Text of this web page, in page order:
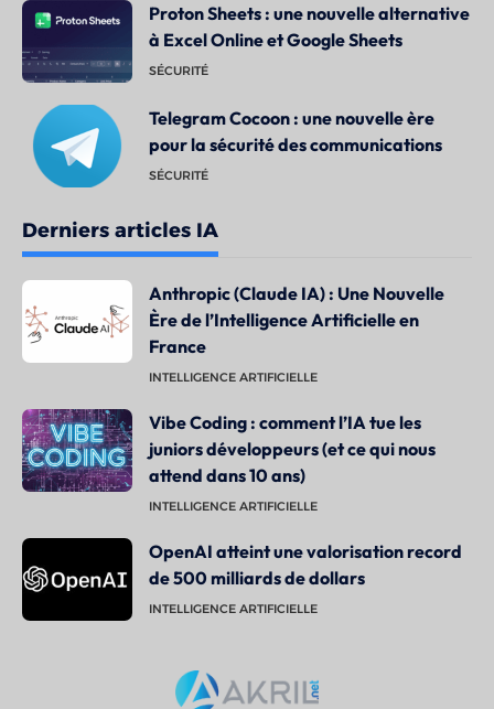
Proton Sheets : une nouvelle alternative
à Excel Online et Google Sheets
SÉCURITÉ
Telegram Cocoon : une nouvelle ère
pour la sécurité des communications
SÉCURITÉ
Derniers articles IA
Anthropic (Claude IA) : Une Nouvelle
Ère de l’Intelligence Artificielle en
France
INTELLIGENCE ARTIFICIELLE
Vibe Coding : comment l’IA tue les
juniors développeurs (et ce qui nous
attend dans 10 ans)
INTELLIGENCE ARTIFICIELLE
OpenAI atteint une valorisation record
de 500 milliards de dollars
INTELLIGENCE ARTIFICIELLE